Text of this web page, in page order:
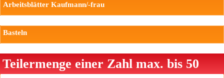
Arbeitsblätter Kaufmann/-frau
Basteln
Teilermenge einer Zahl max. bis 50